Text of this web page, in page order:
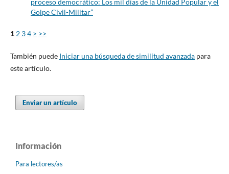
Golpe Civil-Militar”
1 2 34 > >>
También puede Iniciar una búsqueda de similitud avanzadapara
este artículo.
Enviar un artículo
Información
Para lectores/as